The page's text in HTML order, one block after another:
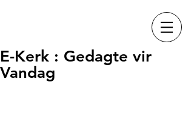
E-Kerk : Gedagte vir
Vandag